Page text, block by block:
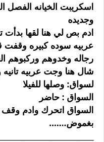
اسكريبت الخيانه الفصل
وجديده
ادم بص لي هنا لقها بدأت
عربيه سوده كبيره وقفت
رجاله وخدوهم وركبوهم
شال هنا وجت عربيه
لسواق: وصلها للفيلا
السواق : حاضر
السواق اتحرك وادم
بغموض.......